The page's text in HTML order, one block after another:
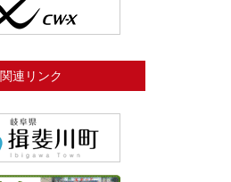
関連リンク